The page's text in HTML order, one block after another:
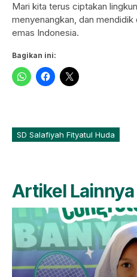
Mari kita terus ciptakan
menyenangkan, dan
emas Indonesia.
Bagikan ini:
SD Salafiyah Fityatul Huda
Artikel Lainnya